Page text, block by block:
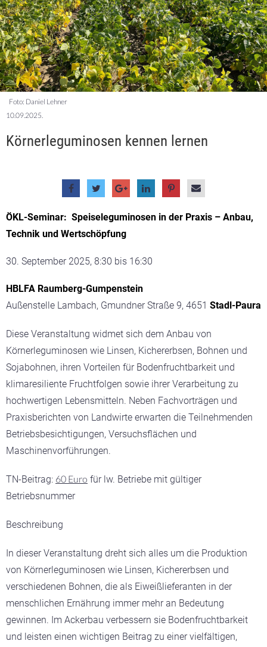
Foto: Daniel Lehner
10.09.2025.
Körnerleguminosen kennen lernen
ÖKL-Seminar: Speiseleguminosen in der Praxis – Anbau,
Technik und Wertschöpfung
September 2025, 8:30 bis 16:30
HBLFA Raumberg-Gumpenstein
Außenstelle Lambach, Gmundner Straße 9, 4651 Stadl-Paura
Diese Veranstaltung widmet sich dem Anbau von
Körnerleguminosen wie Linsen, Kichererbsen, Bohnen und
Sojabohnen, ihren Vorteilen für Bodenfruchtbarkeit und
klimaresiliente Fruchtfolgen sowie ihrer Verarbeitung zu
hochwertigen Lebensmitteln. Neben Fachvorträgen und
Praxisberichten von Landwirte erwarten die Teilnehmenden
Betriebsbesichtigungen, Versuchsflächen und
Maschinenvorführungen.
TN-Beitrag: 60 Euro für lw. Betriebe mit gültiger
Betriebsnummer
Beschreibung
In dieser Veranstaltung dreht sich alles um die Produktion
von Körnerleguminosen wie Linsen, Kichererbsen und
verschiedenen Bohnen, die als Eiweißlieferanten in der
menschlichen Ernährung immer mehr an Bedeutung
gewinnen. Im Ackerbau verbessern sie Bodenfruchtbarkeit
und leisten einen wichtigen Beitrag zu einer vielfältigen,